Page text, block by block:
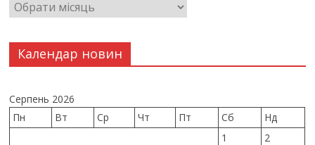
Календар новин
Серпень 2026
Пн
Вт Ср Чт Пт Сб
Нд
1
2